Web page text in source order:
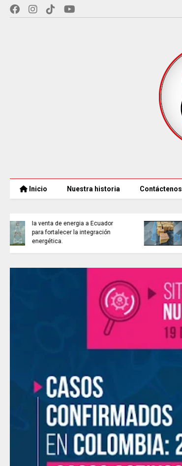
Inicio Nuestra historia Contáctenos
NOTICIAS de Cundinamarca con
Juan Helmuth Larrahondo